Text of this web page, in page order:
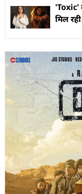
'Toxic' के इंटीमेट सीन पर कियारा को
मिल